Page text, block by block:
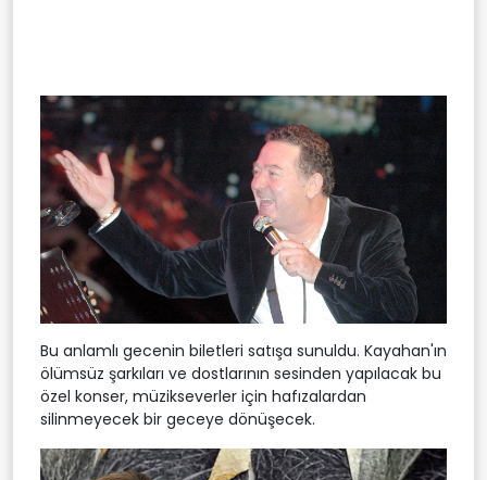
Bu anlamlı gecenin biletleri satışa sunuldu. Kayahan'ın
ölümsüz şarkıları ve dostlarının sesinden yapılacak bu
özel konser, müzikseverler için hafızalardan
silinmeyecek bir geceye dönüşecek.